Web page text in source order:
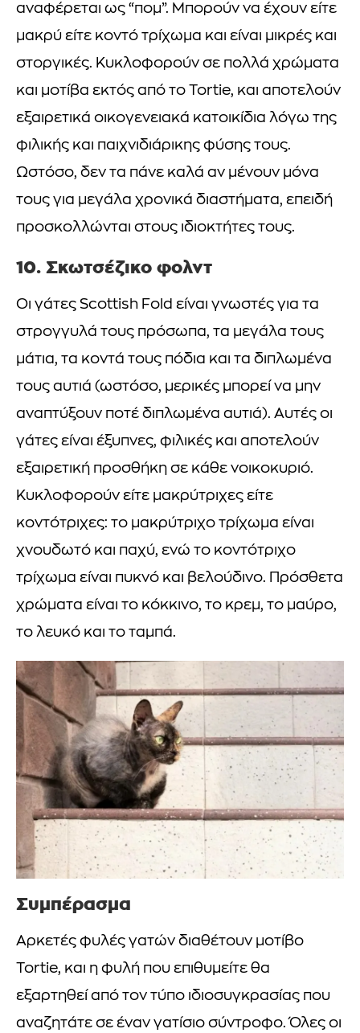
αναφέρεται ως “πομ”. Μπορούν να έχουν είτε
μακρύ είτε κοντό τρίχωμα και είναι μικρές και
στοργικές. Κυκλοφορούν σε πολλά χρώματα
και μοτίβα εκτός από το Tortie, και αποτελούν
εξαιρετικά οικογενειακά κατοικίδια λόγω της
φιλικής και παιχνιδιάρικης φύσης τους.
Ωστόσο, δεν τα πάνε καλά αν μένουν μόνα
τους για μεγάλα χρονικά διαστήματα, επειδή
προσκολλώνται στους ιδιοκτήτες τους.
10. Σκωτσέζικο φολντ
Οι γάτες Scottish Fold είναι γνωστές για τα
στρογγυλά τους πρόσωπα, τα μεγάλα τους
μάτια, τα κοντά τους πόδια και τα διπλωμένα
τους αυτιά (ωστόσο, μερικές μπορεί να μην
αναπτύξουν ποτέ διπλωμένα αυτιά). Αυτές οι
γάτες είναι έξυπνες, φιλικές και αποτελούν
εξαιρετική προσθήκη σε κάθε νοικοκυριό.
Κυκλοφορούν είτε μακρύτριχες είτε
κοντότριχες: το μακρύτριχο τρίχωμα είναι
χνουδωτό και παχύ, ενώ το κοντότριχο
τρίχωμα είναι πυκνό και βελούδινο. Πρόσθετα
χρώματα είναι το κόκκινο, το κρεμ, το μαύρο,
το λευκό και το ταμπά.
Συμπέρασμα
Αρκετές φυλές γατών διαθέτουν μοτίβο
Tortie, και η φυλή που επιθυμείτε θα
εξαρτηθεί από τον τύπο ιδιοσυγκρασίας που
αναζητάτε σε έναν γατίσιο σύντροφο. Όλες οι